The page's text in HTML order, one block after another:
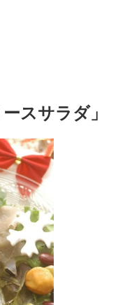
スサラダ」